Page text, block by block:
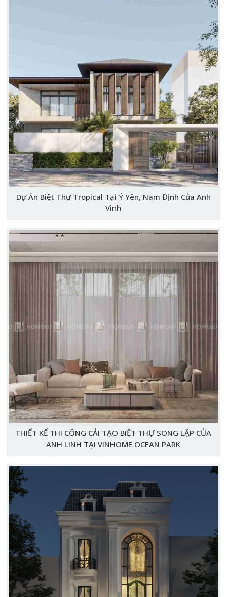
Dự Án Biệt Thự Tropical Tại Ý Yên, Nam Định Của Anh
Vinh
THIẾT KẾ THI CÔNG CẢI TẠO BIỆT THỰ SONG LẬP CỦA
ANH LINH TẠI VINHOME OCEAN PARK